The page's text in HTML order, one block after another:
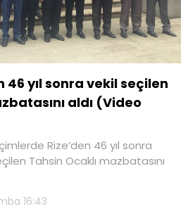
46 yıl sonra vekil seçilen
aldı (Video
Rize’den 46 yıl sonra
Tahsin Ocaklı mazbatasını
16:43